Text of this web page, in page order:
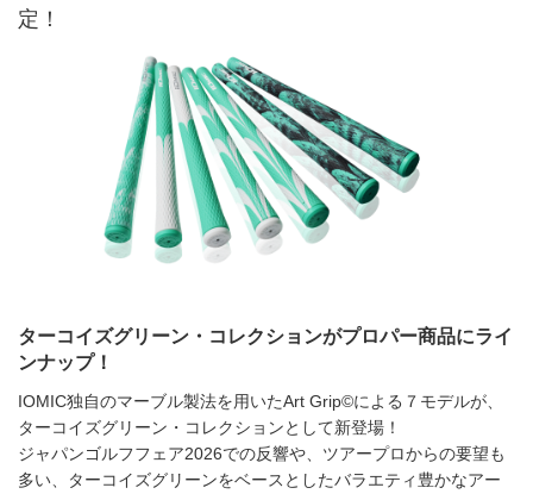
定！
ターコイズグリーン・コレクションがプロパー商品にライ
ンナップ！
IOMIC独自のマーブル製法を用いたArt Grip©による７モデルが、
ターコイズグリーン・コレクションとして新登場！
ジャパンゴルフフェア2026での反響や、ツアープロからの要望も
多い、ターコイズグリーンをベースとしたバラエティ豊かなアー